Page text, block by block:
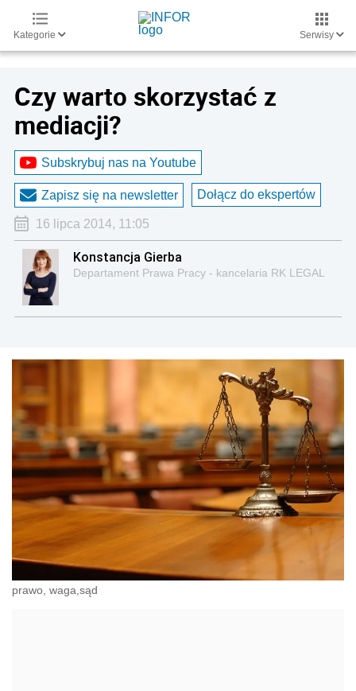
Kategorie Serwisy
Czy warto skorzystać z
mediacji?
Subskrybuj nas na Youtube
Zapisz się na newsletter Dołącz do ekspertów
16 lipca 2014, 11:05
Konstancja Gierba
Departament Prawa Pracy - kancelaria RK LEGAL
prawo, waga,sąd